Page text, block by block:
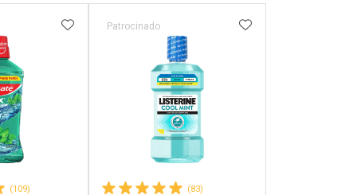
(109)
ADICIONAR AOS FAVORITOS
(83)
Patrocinado ADICIONAR AOS